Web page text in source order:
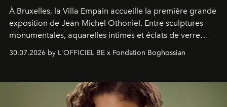
À Bruxelles, la Villa Empain accueille la première grande
exposition de Jean-Michel Othoniel. Entre sculptures
monumentales, aquarelles intimes et éclats de verre
soufflé, l’artiste français compose un itinéraire
émotionnel où chaque œuvre devient le souvenir
émerveillement.
30.07.2026 by L'OFFICIEL BE x Fondation Boghossian